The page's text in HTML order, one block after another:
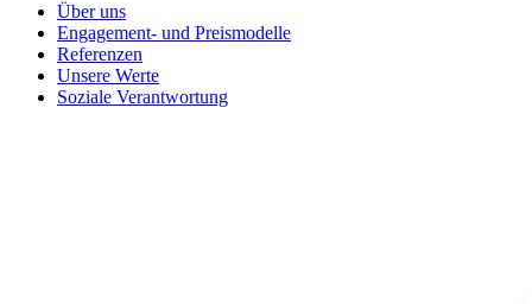
Über uns
Engagement- und Preismodelle
Referenzen
Unsere Werte
Soziale Verantwortung